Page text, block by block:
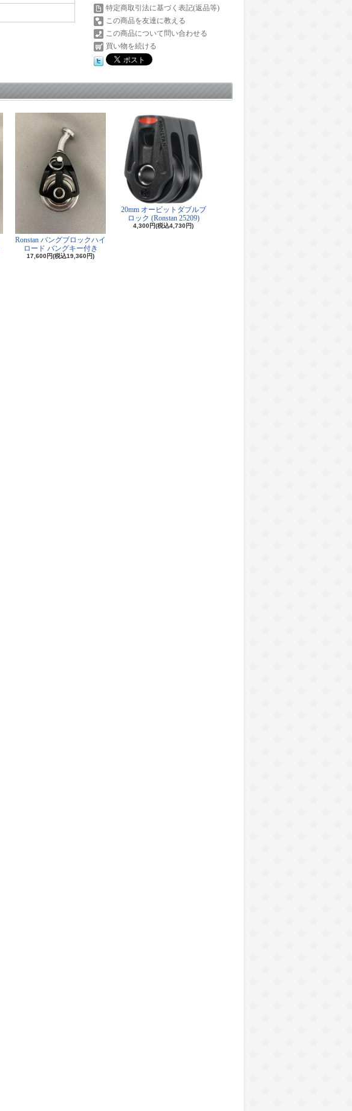
特定商取引法に基づく表記(返品等)
この商品を友達に教える
この商品について問い合わせる
買い物を続ける
Ronstan バングブロックハイ
ロード バングキー付き
17,600円(税込19,360円)
20mm オービットダブルブ
ロック (Ronstan 25209)
4,300円(税込4,730円)